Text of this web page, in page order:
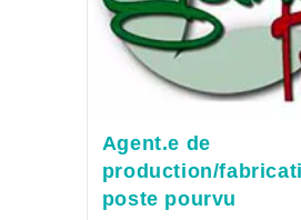
Agent.e de
production/
poste pourvu